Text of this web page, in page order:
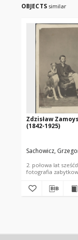
OBJECTS similar
Zdzisław
(1842-1925)
Sachowicz,
2. połowa lat
fotografia